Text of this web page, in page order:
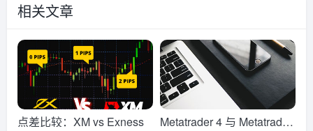
相关文章
点差比较：XM vs Exness
Metatrader 4 与 Metatrader